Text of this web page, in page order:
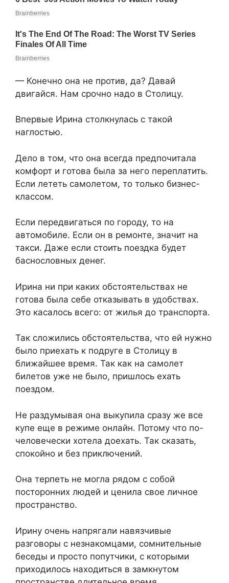
— Конечно она не против, да? Давай
двигайся. Нам срочно надо в Столицу.
Впервые Ирина столкнулась с такой
наглостью.
Дело в том, что она всегда предпочитала
комфорт и готова была за него переплатить.
Если лететь самолетом, то только бизнес-
классом.
Если передвигаться по городу, то на
автомобиле. Если он в ремонте, значит на
такси. Даже если стоить поездка будет
баснословных денег.
Ирина ни при каких обстоятельствах не
готова была себе отказывать в удобствах.
Это касалось всего: от жилья до транспорта.
Так сложились обстоятельства, что ей нужно
было приехать к подруге в Столицу в
ближайшее время. Так как на самолет
билетов уже не было, пришлось ехать
поездом.
Не раздумывая она выкупила сразу же все
купе еще в режиме онлайн. Потому что по-
человечески хотела доехать. Так сказать,
спокойно и без приключений.
Она терпеть не могла рядом с собой
посторонних людей и ценила свое личное
пространство.
Ирину очень напрягали навязчивые
разговоры с незнакомцами, сомнительные
беседы и просто попутчики, с которыми
приходилось находиться в замкнутом